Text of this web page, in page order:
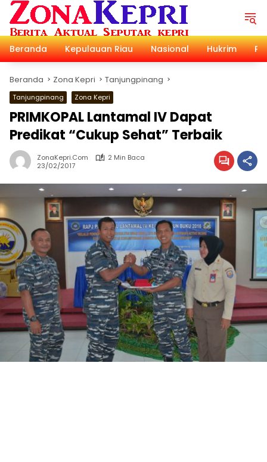
Langsung
konten
Beranda
Kepulauan Riau Nasional Hukrim
Beranda Zona Kepri Tanjungpinang
Tanjungpinang Zona Kepri
PRIMKOPAL Lantamal IV Dapat
Predikat “Cukup Sehat” Terbaik
ZonaKepri.com
2 Min Baca
23/02/2017